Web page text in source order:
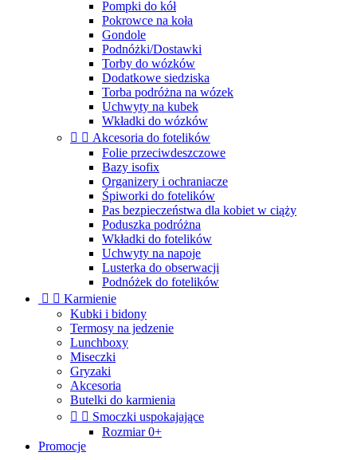
Pompki do kół
Pokrowce na koła
Gondole
Podnóżki/Dostawki
Torby do wózków
Dodatkowe siedziska
Torba podróżna na wózek
Uchwyty na kubek
Wkładki do wózków
  Akcesoria do fotelików
Folie przeciwdeszczowe
Bazy isofix
Organizery i ochraniacze
Śpiworki do fotelików
Pas bezpieczeństwa dla kobiet w ciąży
Poduszka podróżna
Wkładki do fotelików
Uchwyty na napoje
Lusterka do obserwacji
Podnóżek do fotelików
  Karmienie
Kubki i bidony
Termosy na jedzenie
Lunchboxy
Miseczki
Gryzaki
Akcesoria
Butelki do karmienia
  Smoczki uspokajające
Rozmiar 0+
Promocje